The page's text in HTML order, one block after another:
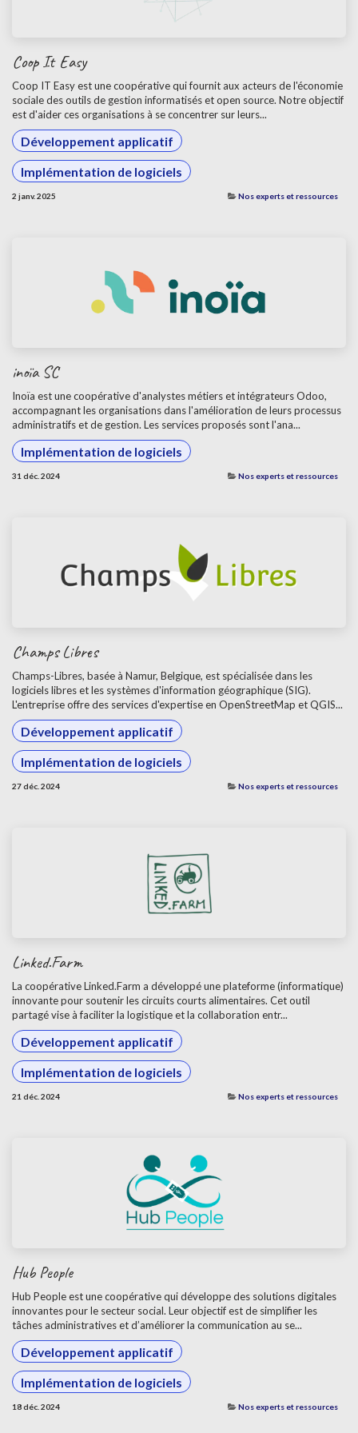
Coop It Easy
Coop IT Easy est une coopérative qui fournit aux acteurs de l'économie
sociale des outils de gestion informatisés et open source. Notre objectif
est d'aider ces organisations à se concentrer sur leurs...
Développement applicatif
Implémentation de logiciels
2 janv. 2025 Nos experts et ressources
inoïa SC
Inoïa est une coopérative d'analystes métiers et intégrateurs Odoo,
accompagnant les organisations dans l'amélioration de leurs processus
administratifs et de gestion. Les services proposés sont l'ana...
Implémentation de logiciels
31 déc. 2024 Nos experts et ressources
Champs Libres
Champs-Libres, basée à Namur, Belgique, est spécialisée dans les
logiciels libres et les systèmes d'information géographique (SIG).
L'entreprise offre des services d'expertise en OpenStreetMap et QGIS...
Développement applicatif
Implémentation de logiciels
27 déc. 2024 Nos experts et ressources
Linked.Farm
La coopérative Linked.Farm a développé une plateforme (informatique)
innovante pour soutenir les circuits courts alimentaires. Cet outil
partagé vise à faciliter la logistique et la collaboration entr...
Développement applicatif
Implémentation de logiciels
21 déc. 2024 Nos experts et ressources
Hub People
Hub People est une coopérative qui développe des solutions digitales
innovantes pour le secteur social. Leur objectif est de simplifier les
tâches administratives et d’améliorer la communication au se...
Développement applicatif
Implémentation de logiciels
18 déc. 2024 Nos experts et ressources